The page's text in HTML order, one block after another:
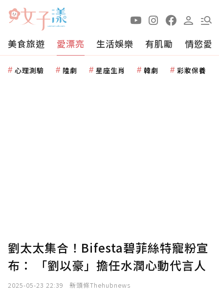
美食旅遊 愛漂亮 生活娛樂 有肌勵 情慾愛
心理測驗 陸劇 星座生肖 韓劇 彩妝保養
劉太太集合！Bifesta碧菲絲特寵粉宣
布： 「劉以豪」擔任水潤心動代言人
2025-05-23 22:39 新頭條Thehubnews